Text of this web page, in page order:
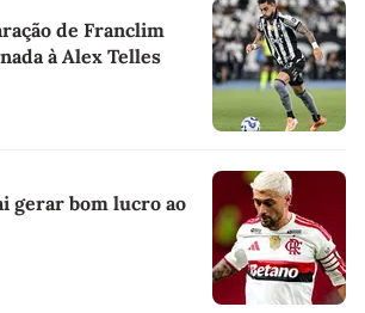
de Franclim
à Alex Telles
gerar bom lucro ao